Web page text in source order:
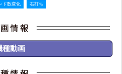
ド数変化 右打ち
種動画